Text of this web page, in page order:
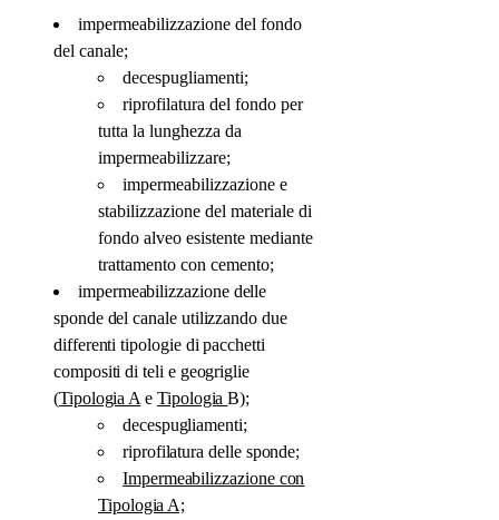
impermeabilizzazione del fondo
del canale;
decespugliamenti;
riprofilatura del fondo per
tutta la lunghezza da
impermeabilizzare;
impermeabilizzazione e
stabilizzazione del materiale di
fondo alveo esistente mediante
trattamento con cemento;
impermeabilizzazione delle
sponde del canale utilizzando due
differenti tipologie di pacchetti
compositi di teli e geogriglie
(Tipologia A eTipologiaB);
decespugliamenti;
riprofilatura delle sponde;
Impermeabilizzazione con
Tipologia A;